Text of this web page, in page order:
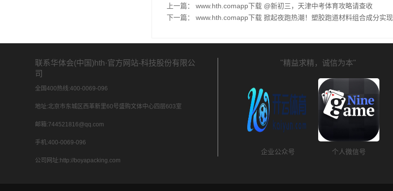
上一篇： www.hth.comapp下载 @新初三，天津中考体育攻略请查收
下一篇： www.hth.comapp下载 掀起夜跑热潮！塑胶跑道材料组合成分实
联系华体会(中国)hth·官方网站-科技股份有限公
司
全国400热线:400-0069-096
地址:北京市东城区西革新里60号盛购文体中心四层603室
邮箱:744521816@qq.com
手机:400-0069-096
公司网址:http://boyapacking.com
"精益求精，诚信为本"
企业公众号 个人微信号